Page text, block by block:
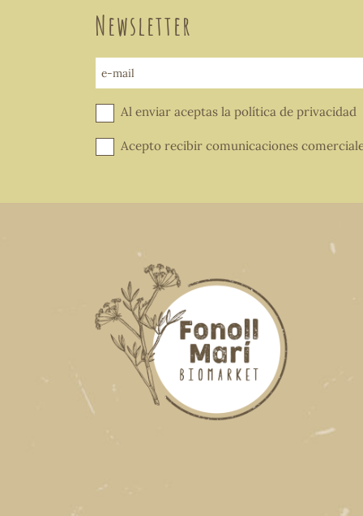
Newsletter
e-mail
Al enviar aceptas la política de privacidad
Acepto recibir comunicaciones